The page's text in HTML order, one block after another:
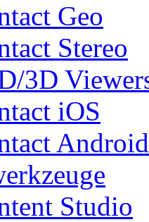
Geo
Stereo
3D
iOS
Android
Studio